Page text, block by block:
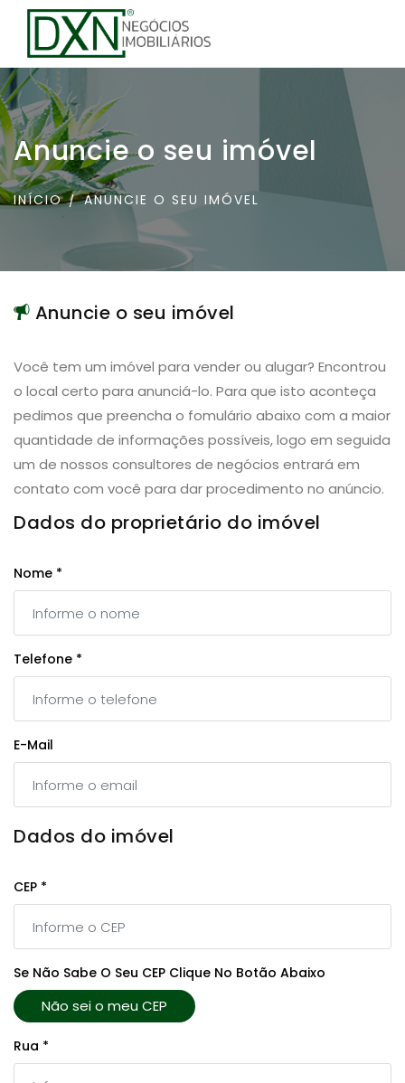
Anuncie o seu imóvel
INÍCIO ANUNCIE O SEU IMÓVEL
Anuncie o seu imóvel
Você tem um imóvel para vender ou alugar? Encontrou
o local certo para anunciá-lo. Para que isto aconteça
pedimos que preencha o fomulário abaixo com a maior
quantidade de informações possíveis, logo em seguida
um de nossos consultores de negócios entrará em
contato com você para dar procedimento no anúncio.
Dados do proprietário do imóvel
Nome *
Telefone *
E-Mail
Dados do imóvel
CEP *
Se Não Sabe O Seu CEP Clique No Botão Abaixo
Não sei o meu CEP
Rua *